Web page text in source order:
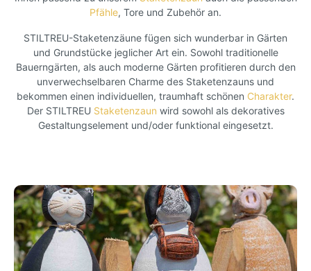
Pfähle, Tore und Zubehör an.
STILTREU-Staketenzäune fügen sich wunderbar in Gärten
und Grundstücke jeglicher Art ein. Sowohl traditionelle
Bauerngärten, als auch moderne Gärten profitieren durch den
unverwechselbaren Charme des Staketenzauns und
bekommen einen individuellen, traumhaft schönen Charakter.
Der STILTREU Staketenzaun wird sowohl als dekoratives
Gestaltungselement und/oder funktional eingesetzt.